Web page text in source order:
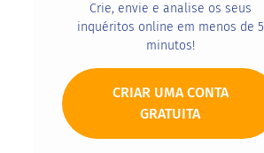
Crie, envie e analise os seus
inquéritos online em menos de 5
minutos!
CRIAR UMA CONTA
GRATUITA